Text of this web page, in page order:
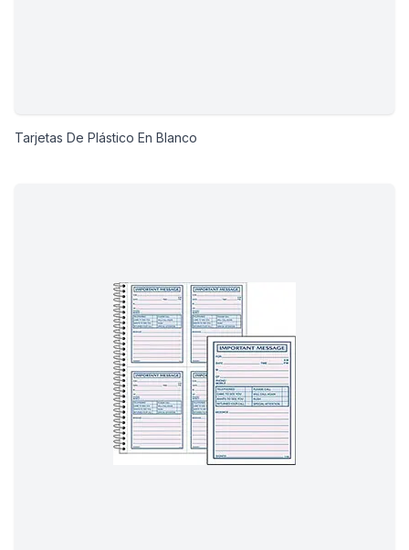
Tarjetas De Plástico En Blanco